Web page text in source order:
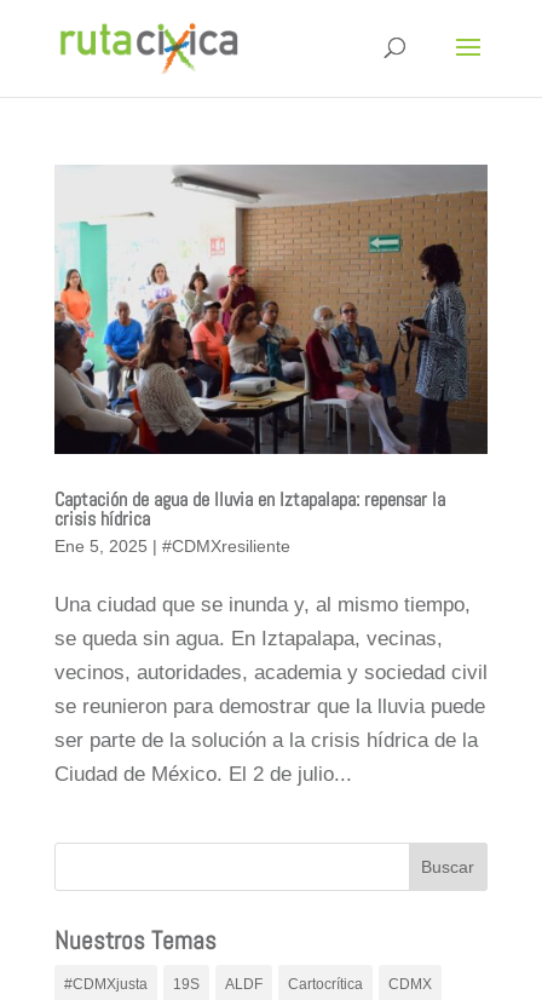
Captación de agua de lluvia en Iztapalapa: repensar la
crisis hídrica
Ene 5, 2025 | #CDMXresiliente
Una ciudad que se inunda y, al mismo tiempo,
se queda sin agua. En Iztapalapa, vecinas,
vecinos, autoridades, academia y sociedad civil
se reunieron para demostrar que la lluvia puede
ser parte de la solución a la crisis hídrica de la
Ciudad de México. El 2 de julio...
Nuestros Temas
#CDMXjusta 19S ALDF Cartocrítica CDMX